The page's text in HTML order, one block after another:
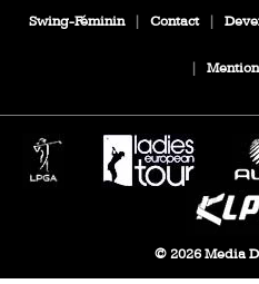
Swing-Féminin Contact
© 2026 Media